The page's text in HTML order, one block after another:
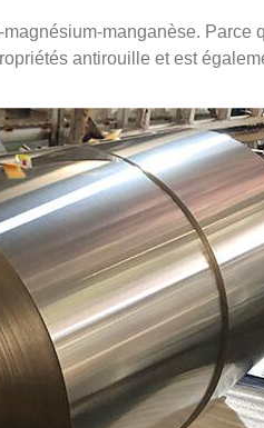
manganèse. Parce
antirouille et est